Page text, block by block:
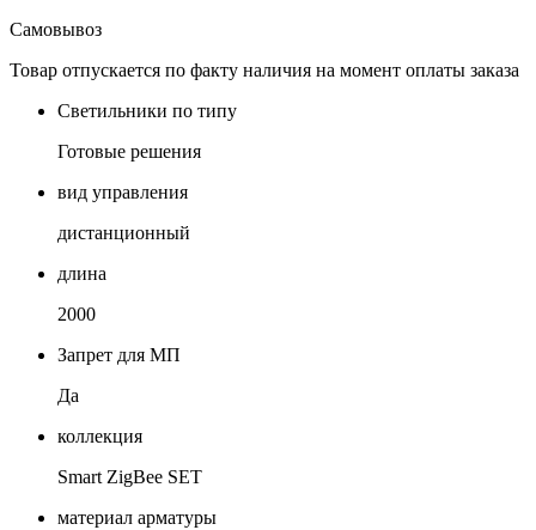
Самовывоз
Товар отпускается по факту наличия на момент оплаты заказа
Светильники по типу
Готовые решения
вид управления
дистанционный
длина
2000
Запрет для МП
Да
коллекция
Smart ZigBee SET
материал арматуры